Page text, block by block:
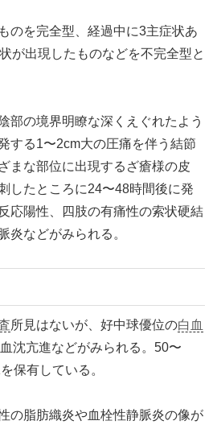
のを完全型、経過中に3主症状あ
が出現したものなどを不完全型と
部の境界明瞭な深くえぐれたよう
する1〜2cm大の圧痛を伴う結節
まな部位に出現するざ瘡様の皮
したところに24〜48時間後に発
応陽性、四肢の有痛性の索状硬結
炎などがみられる。
所見はないが、好中球優位の白血
沈亢進などがみられる。50〜
保有している。
の脂肪織炎や血栓性静脈炎の像が